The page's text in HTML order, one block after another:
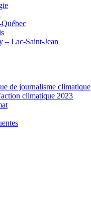
– Lac-Saint-Jean
de journalisme climatique
climatique 2023